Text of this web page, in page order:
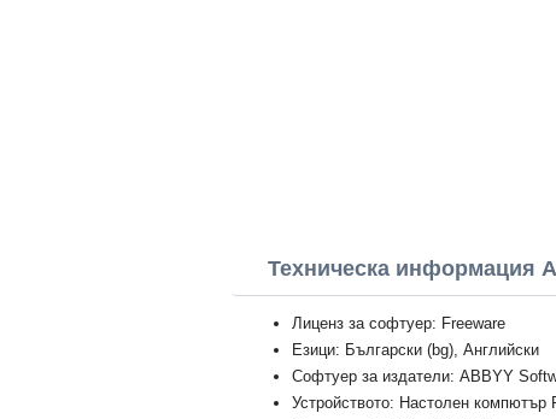
Техническа информация
Лиценз за софтуер: Freeware
Езици: Български (bg), Английски
Софтуер за издатели: ABBYY
Устройството: Настолен